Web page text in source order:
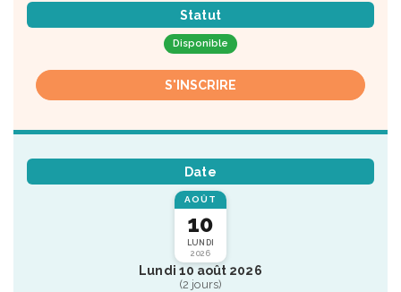
Statut
Disponible
S'INSCRIRE
Date
AOÛT
10
LUNDI
2026
Lundi 10 août 2026
(2 jours)